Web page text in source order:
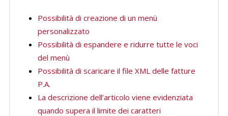
Possibilità di creazione di un menù
personalizzato
Possibilità di espandere e ridurre tutte le voci
del menù
Possibilità di scaricare il file XML delle fatture
P.A.
La descrizione dell’articolo viene evidenziata
quando supera il limite dei caratteri